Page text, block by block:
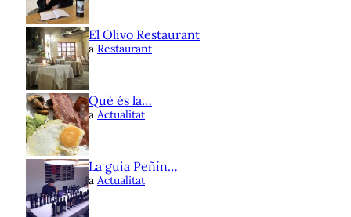
El Olivo Restaurant
a Restaurant
Què és la…
a Actualitat
La guia Peñín…
a Actualitat